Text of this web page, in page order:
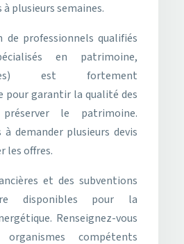
à plusieurs semaines.
de professionnels qualifiés
en patrimoine,
est fortement
pour garantir la qualité des
le patrimoine.
à demander plusieurs devis
les offres.
et des subventions
disponibles pour la
Renseignez-vous
compétents